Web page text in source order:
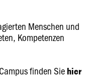
Menschen und
Kompetenzen
finden Sie hier